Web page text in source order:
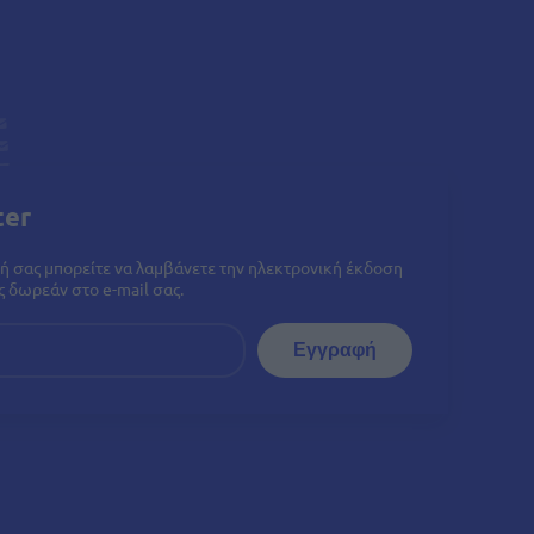
σας μπορείτε να λαμβάνετε την ηλεκτρονική έκδοση
δωρεάν στο e-mail σας.